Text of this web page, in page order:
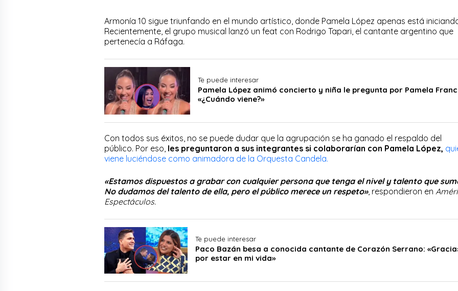
Armonía 10 sigue triunfando en el mundo artístico, donde Pamela López apenas está
Recientemente, el grupo musical lanzó un feat con Rodrigo Tapari, el cantante argentino que
pertenecía a Ráfaga.
Te puede interesar
Pamela López animó concierto y niña le pregunta por Pamela
«¿Cuándo viene?»
Con todos sus éxitos, no se puede dudar que la agrupación se ha ganado el respaldo del
público. Por eso, les preguntaron a sus integrantes si colaborarían con Pamela López,
viene luciéndose como animadora de la Orquesta Candela.
«Estamos dispuestos a grabar con cualquier persona que tenga el nivel y talento que
No dudamos del talento de ella, pero el público merece un respeto», respondieron en
Espectáculos.
Te puede interesar
Paco Bazán besa a conocida cantante de Corazón Serrano:
por estar en mi vida»